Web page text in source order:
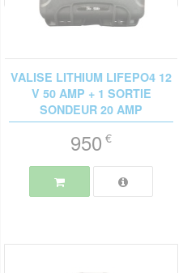
VALISE LITHIUM LIFEPO4 12
V 50 AMP + 1 SORTIE
SONDEUR 20 AMP
950 €